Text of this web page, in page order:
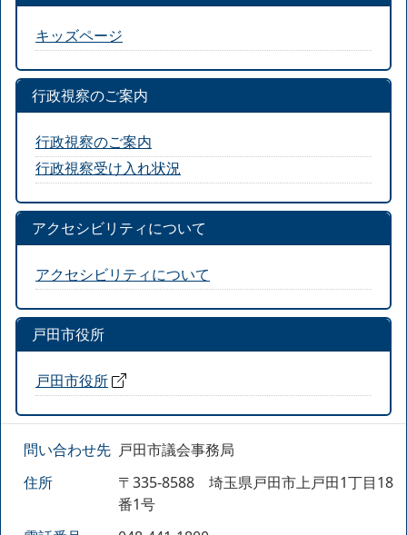
キッズページ
行政視察のご案内
行政視察のご案内
行政視察受け入れ状況
アクセシビリティについて
アクセシビリティについて
戸田市役所
戸田市役所
問い合わせ先 戸田市議会事務局
住所
〒335-8588 埼玉県戸田市上戸田1丁目18
番1号